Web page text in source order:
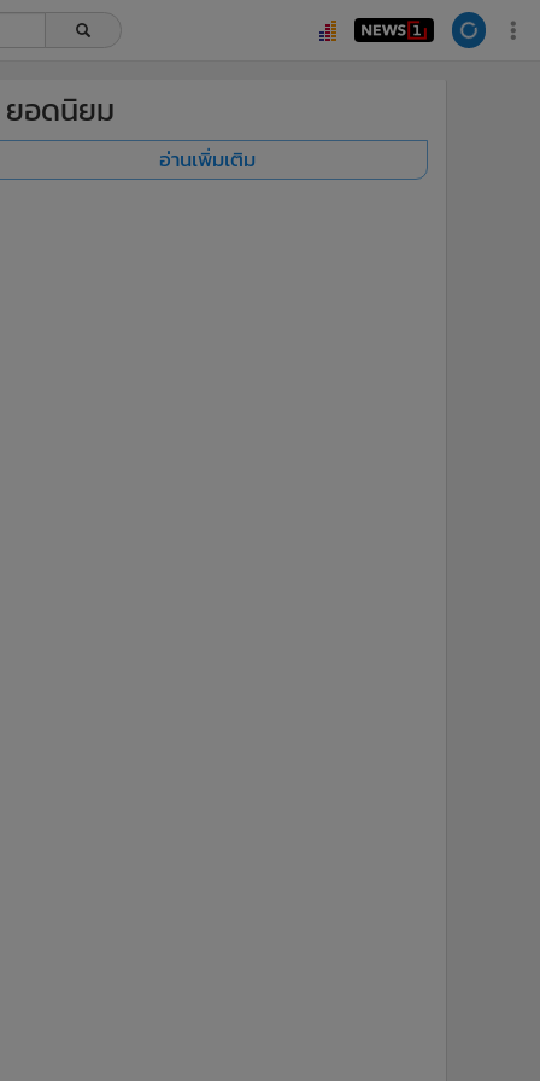
ยอดนิยม
อ่านเพิ่มเติม